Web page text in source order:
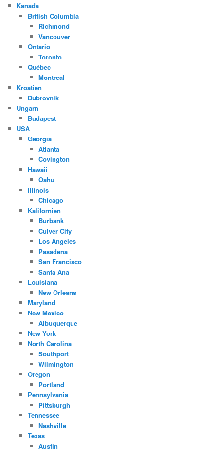
Kanada
British Columbia
Richmond
Vancouver
Ontario
Toronto
Québec
Montreal
Kroatien
Dubrovnik
Ungarn
Budapest
USA
Georgia
Atlanta
Covington
Hawaii
Oahu
Illinois
Chicago
Kalifornien
Burbank
Culver City
Los Angeles
Pasadena
San Francisco
Santa Ana
Louisiana
New Orleans
Maryland
New Mexico
Albuquerque
New York
North Carolina
Southport
Wilmington
Oregon
Portland
Pennsylvania
Pittsburgh
Tennessee
Nashville
Texas
Austin